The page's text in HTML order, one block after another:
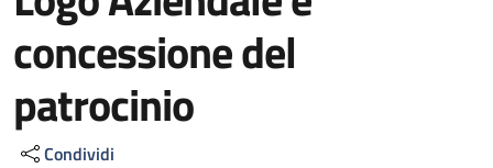
concessione del
patrocinio
Condividi